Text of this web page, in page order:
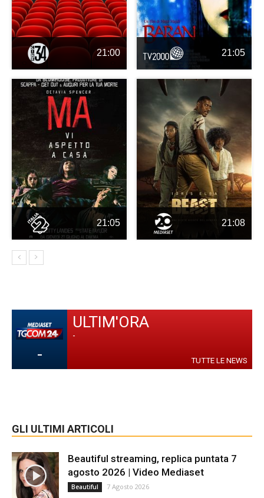
21:00 21:05
21:05 21:08
-
ULTIM'ORA
-
TUTTE LE NEWS
GLI ULTIMI ARTICOLI
Beautiful streaming, replica puntata 7
agosto 2026 | Video Mediaset
Beautiful 7 Agosto 2026